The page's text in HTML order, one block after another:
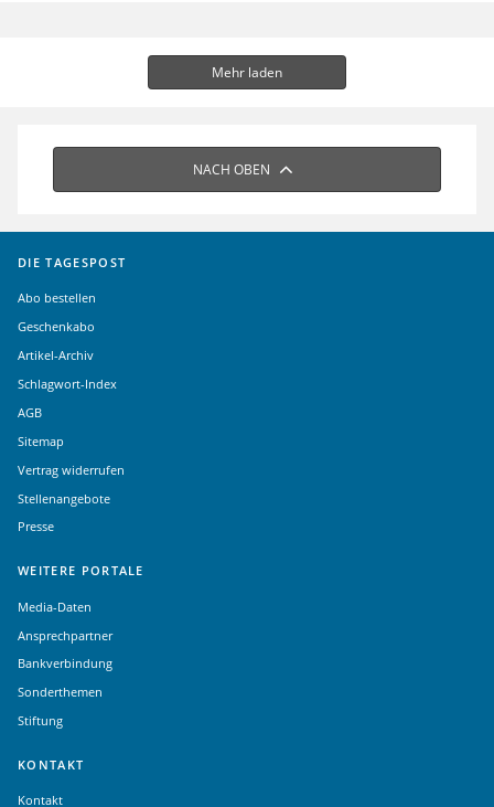
Mehr laden
NACH OBEN
DIE TAGESPOST
Abo bestellen
Geschenkabo
Artikel-Archiv
Schlagwort-Index
AGB
Sitemap
Vertrag widerrufen
Stellenangebote
Presse
WEITERE PORTALE
Media-Daten
Ansprechpartner
Bankverbindung
Sonderthemen
Stiftung
KONTAKT
Kontakt